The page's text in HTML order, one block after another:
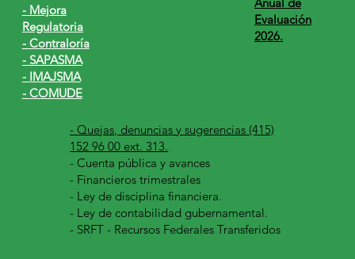
- Mejora
Regulatoria
- Contraloría
- SAPASMA
- IMAJSMA
- COMUDE
- Quejas, denuncias y sugerencias (415)
152 96 00 ext. 313.
-Cuenta pública y avances
- Financieros trimestrales
- Ley de disciplina financiera.
- Ley de contabilidad gubernamental.
- SRFT - Recursos Federales Transferidos
Evaluación
2026.